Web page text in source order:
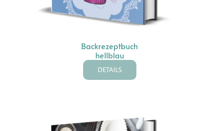
Backrezeptbuch
hellblau
DETAILS